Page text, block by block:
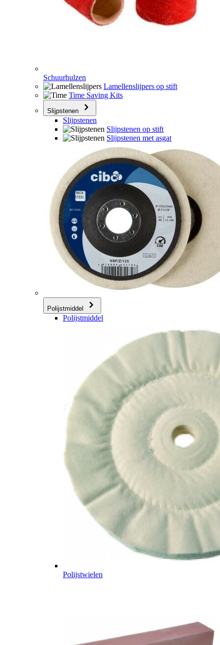
Schuurhulzen
Lamellenslijpers op stift
Time Saving Kits
Slijpstenen
Slijpstenen
Slijpstenen op stift
Slijpstenen met asgat
Polijstmiddel
Polijstmiddel
Polijstwielen